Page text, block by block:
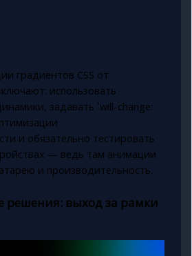
градиентов CSS от
использовать
задавать `will-change:
и обязательно тестировать
— ведь там анимации
и производительность.
решения: выход за рамки